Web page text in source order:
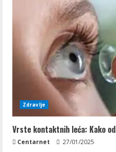
Zdravlje
Vrste kontaktnih leća: Kako
Centarnet 27/01/2025